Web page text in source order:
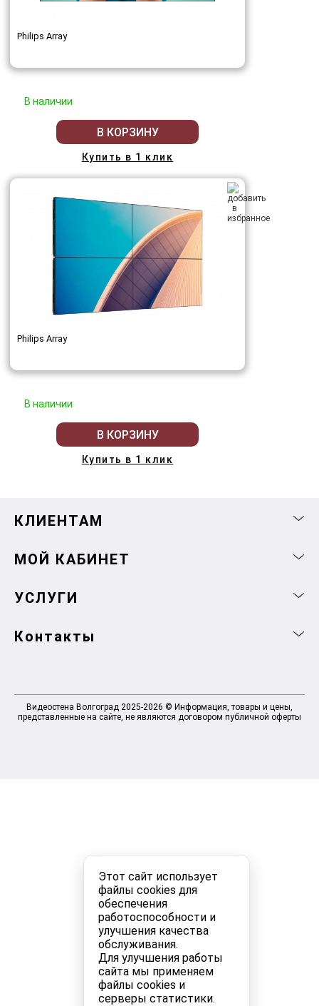
Этот сайт использует
файлы cookies для
обеспечения
работоспособности и
улучшения качества
обслуживания.
Для улучшения работы
сайта мы применяем
файлы cookies и
серверы статистики.
Philips Array
В наличии
В КОРЗИНУ
Купить в 1 клик
Philips Array
В наличии
В КОРЗИНУ
Купить в 1 клик
КЛИЕНТАМ
МОЙ КАБИНЕТ
УСЛУГИ
Контакты
Видеостена Волгоград 2025-2026 © Информация, товары и цены,
представленные на сайте, не являются договором публичной оферты